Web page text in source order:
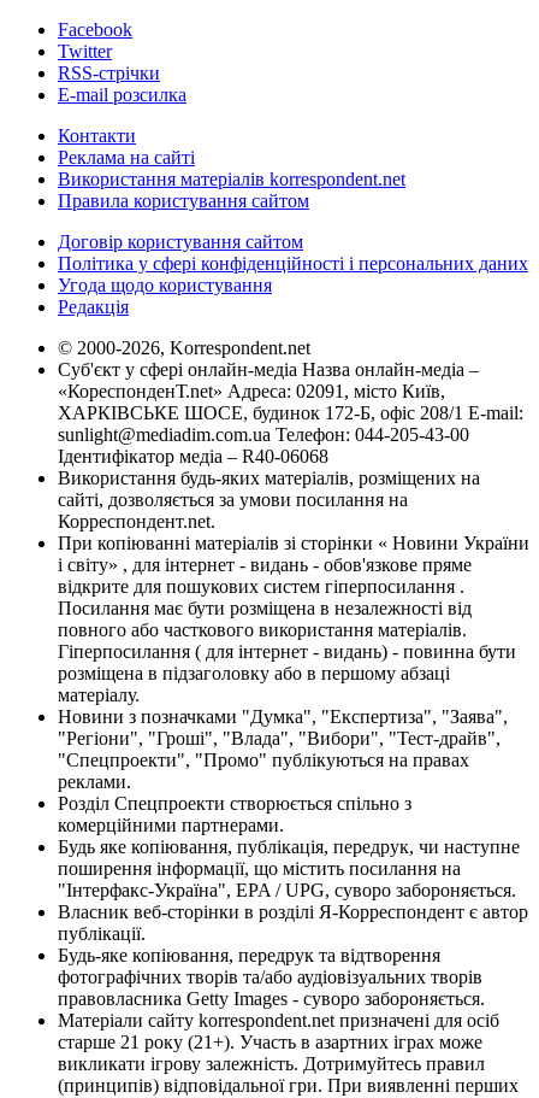
Facebook
Twitter
RSS-стрічки
E-mail розсилка
Контакти
Реклама на сайті
Використання матеріалів korrespondent.net
Правила користування сайтом
Договір користування сайтом
Політика у сфері конфіденційності і персональних даних
Угода щодо користування
Редакція
© 2000-2026, Korrespondent.net
Суб'єкт у сфері онлайн-медіа Назва онлайн-медіа –
«КореспонденТ.net» Адреса: 02091, місто Київ,
ХАРКІВСЬКЕ ШОСЕ, будинок 172-Б, офіс 208/1 E-mail:
sunlight@mediadim.com.ua Телефон: 044-205-43-00
Ідентифікатор медіа – R40-06068
Використання будь-яких матеріалів, розміщених на
сайті, дозволяється за умови посилання на
Корреспондент.net.
При копіюванні матеріалів зі сторінки « Новини України
і світу» , для інтернет - видань - обов'язкове пряме
відкрите для пошукових систем гіперпосилання .
Посилання має бути розміщена в незалежності від
повного або часткового використання матеріалів.
Гіперпосилання ( для інтернет - видань) - повинна бути
розміщена в підзаголовку або в першому абзаці
матеріалу.
Новини з позначками "Думка", "Експертиза", "Заява",
"Регіони", "Гроші", "Влада", "Вибори", "Тест-драйв",
"Спецпроекти", "Промо" публікуються на правах
реклами.
Розділ Спецпроекти створюється спільно з
комерційними партнерами.
Будь яке копіювання, публікація, передрук, чи наступне
поширення інформації, що містить посилання на
"Інтерфакс-Україна", EPA / UPG, суворо забороняється.
Власник веб-сторінки в розділі Я-Корреспондент є автор
публікації.
Будь-яке копіювання, передрук та відтворення
фотографічних творів та/або аудіовізуальних творів
правовласника Getty Images - суворо забороняється.
Матеріали сайту korrespondent.net призначені для осіб
старше 21 року (21+). Участь в азартних іграх може
викликати ігрову залежність. Дотримуйтесь правил
(принципів) відповідальної гри. При виявленні перших